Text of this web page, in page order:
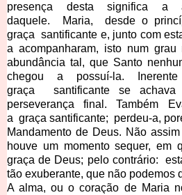
presença desta significa a
daquele.
Maria, desde o
graça santificante e, junto com
a acompanharam, isto num grau
abundância tal, que Santo
chegou a possuí-la.
graça
santificante se
perseverança final. Também
a graça santificante; perdeu-a,
Mandamento de Deus. Não
houve um momento sequer, em
graça de Deus; pelo contrário:
tão exuberante, que não podemos
A alma, ou o coração de Maria